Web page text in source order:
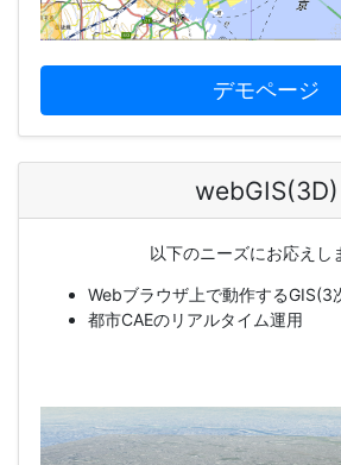
デモページ
webGIS(3D)
以下のニーズにお応えし
Webブラウザ上で動作するGIS(3
都市CAEのリアルタイム運用